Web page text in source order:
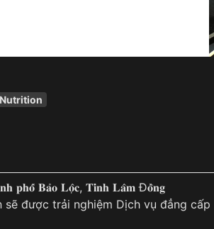
Nutrition
𝐩𝐡𝐨̂́ 𝐁𝐚̉𝐨 𝐋𝐨̣̂𝐜, 𝐓𝐢̉𝐧𝐡 𝐋𝐚̂𝐦 Đ𝐨̂̀𝐧𝐠
sẽ được trải nghiệm Dịch vụ đẳng